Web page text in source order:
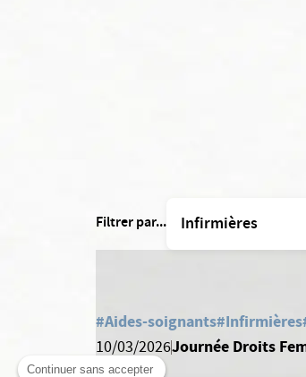
Continuer sans accepter
Filtrer par...
#Aides-soignants#Infirmières
10/03/2026Journée Droits